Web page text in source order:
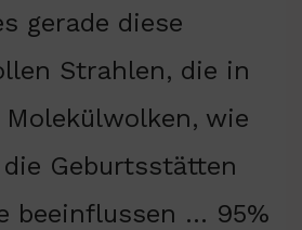
gerade diese
Strahlen, die in
wie
Geburtsstätten
beeinflussen … 95%